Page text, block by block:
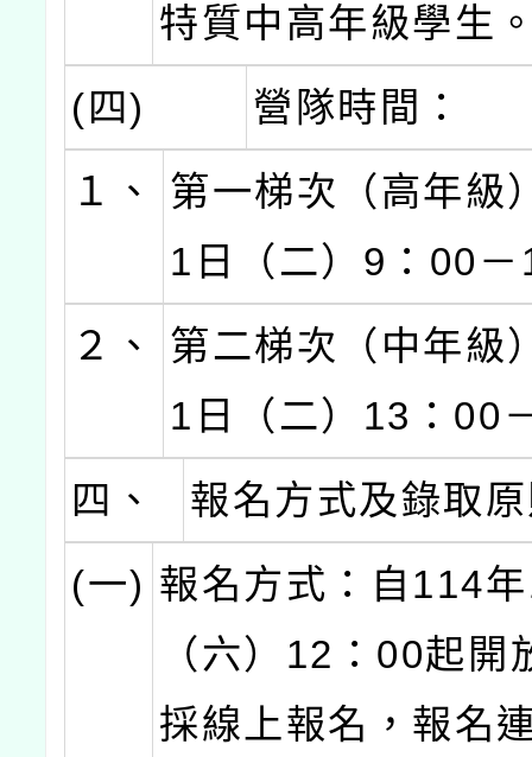
特質中高年級學生
(四)
營隊時間：
１、
第一梯次（高年級
1日（二）9：00
２、
第二梯次（中年級
1日（二）13：00
四、
報名方式及錄取
(一) 報名方式：自114
（六）12：00起開
採線上報名，報名